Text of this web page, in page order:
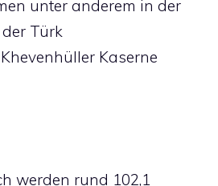
unter anderem in der
Türk
Kaserne
werden rund 102,1